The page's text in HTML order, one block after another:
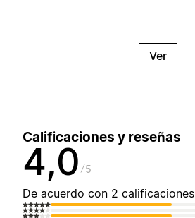
Ver
Calificaciones y reseñas
4,0 5
De acuerdo con 2 calificaciones